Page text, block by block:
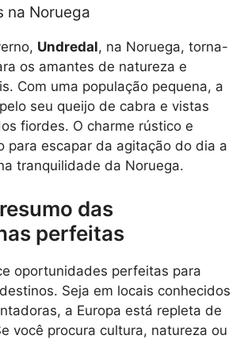
na Noruega
Undredal, na Noruega, torna-
os amantes de natureza e
Com uma população pequena, a
seu queijo de cabra e vistas
fiordes. O charme rústico e
para escapar da agitação do dia a
tranquilidade da Noruega.
das
perfeitas
oportunidades perfeitas para
Seja em locais conhecidos
a Europa está repleta de
você procura cultura, natureza ou